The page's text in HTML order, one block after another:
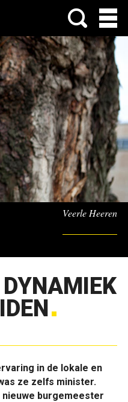
Menu
Veerle Heeren
DYNAMIEK
in de lokale en
ze zelfs minister.
nieuwe burgemeester